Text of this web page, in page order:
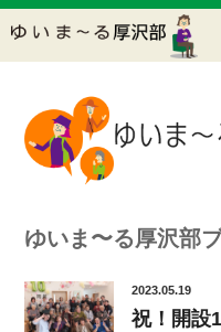
ゆいま〜る厚沢部
2023.05.19
祝！開設